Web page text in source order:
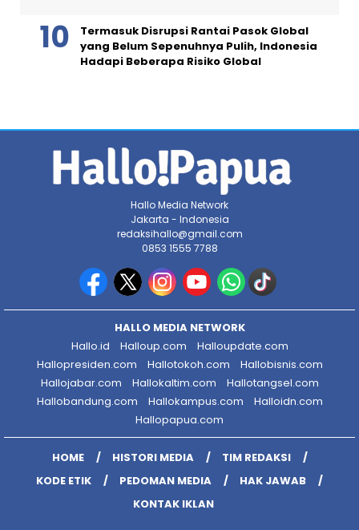
Termasuk Disrupsi Rantai Pasok Global
yang Belum Sepenuhnya Pulih, Indonesia
Hadapi Beberapa Risiko Global
Hallo Media Network
Jakarta - Indonesia
redaksihallo@gmail.com
0853 1555 7788
HALLO MEDIA NETWORK
Hallo.id
Halloup.com
Halloupdate.com
Hallopresiden.com
Hallotokoh.com
Hallobisnis.com
Hallojabar.com
Hallokaltim.com
Hallotangsel.com
Hallobandung.com
Hallokampus.com
Halloidn.com
Hallopapua.com
HOME HISTORI MEDIA
TIM REDAKSI
KODE ETIK
PEDOMAN MEDIA
HAK JAWAB
KONTAK IKLAN